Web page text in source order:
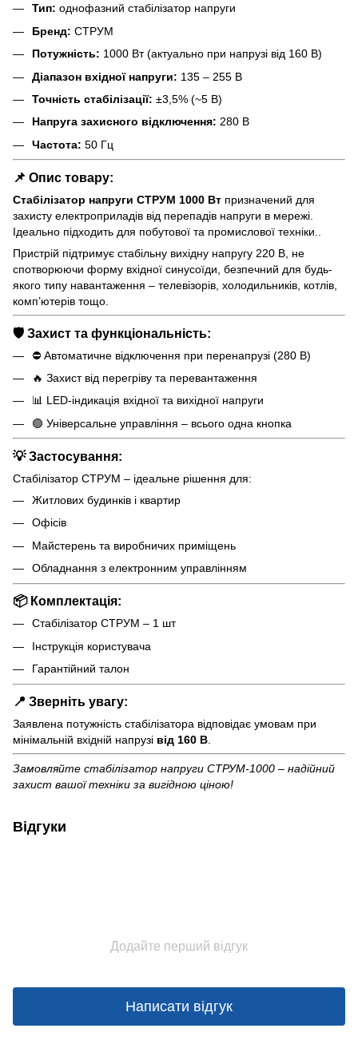
Тип: однофазний стабілізатор напруги
Бренд: СТРУМ
Потужність: 1000 Вт (актуально при напрузі від 160 В)
Діапазон вхідної напруги: 135 – 255 В
Точність стабілізації: ±3,5% (~5 В)
Напруга захисного відключення: 280 В
Частота: 50 Гц
📌 Опис товару:
Стабілізатор напруги СТРУМ 1000 Вт призначений для
захисту електроприладів від перепадів напруги в мережі.
Ідеально підходить для побутової та промислової техніки..
Пристрій підтримує стабільну вихідну напругу 220 В, не
спотворюючи форму вхідної синусоїди, безпечний для будь-
якого типу навантаження – телевізорів, холодильників, котлів,
комп’ютерів тощо.
🛡️ Захист та функціональність:
⛔ Автоматичне відключення при перенапрузі (280 В)
🔥 Захист від перегріву та перевантаження
📊 LED-індикація вхідної та вихідної напруги
🟢 Універсальне управління – всього одна кнопка
💡 Застосування:
Стабілізатор СТРУМ – ідеальне рішення для:
Житлових будинків і квартир
Офісів
Майстерень та виробничих приміщень
Обладнання з електронним управлінням
📦 Комплектація:
Стабілізатор СТРУМ – 1 шт
Інструкція користувача
Гарантійний талон
📍 Зверніть увагу:
Заявлена потужність стабілізатора відповідає умовам при
мінімальній вхідній напрузі від 160 В.
Замовляйте стабілізатор напруги СТРУМ-1000 – надійний
захист вашої техніки за вигідною ціною!
Відгуки
Додайте перший відгук
Написати відгук